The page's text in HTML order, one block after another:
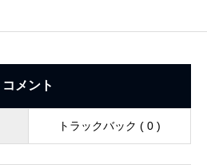
コメント
トラックバック ( 0 )